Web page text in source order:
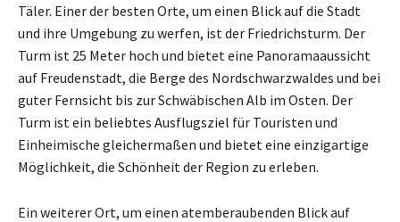
Täler. Einer der besten Orte, um einen Blick auf die Stadt
und ihre Umgebung zu werfen, ist der Friedrichsturm. Der
Turm ist 25 Meter hoch und bietet eine Panoramaaussicht
auf Freudenstadt, die Berge des Nordschwarzwaldes und bei
guter Fernsicht bis zur Schwäbischen Alb im Osten. Der
Turm ist ein beliebtes Ausflugsziel für Touristen und
Einheimische gleichermaßen und bietet eine einzigartige
Möglichkeit, die Schönheit der Region zu erleben.
Ein weiterer Ort, um einen atemberaubenden Blick auf